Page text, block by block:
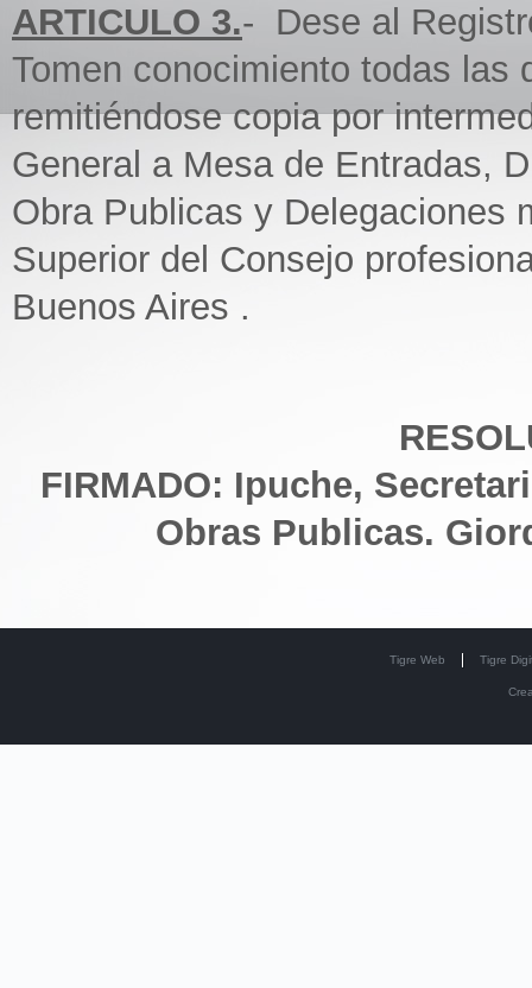
ARTICULO 3.- Dese al
Tomen conocimiento todas las
remitiéndose copia por
General a Mesa de Entradas,
Obra Publicas y Delegaciones
Superior del Consejo
Buenos Aires .
FIRMADO: Ipuche,
Obras Publicas.
Tigre Web Tigre